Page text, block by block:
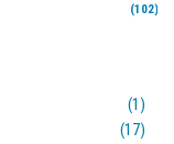
(102)
(1)
(17)